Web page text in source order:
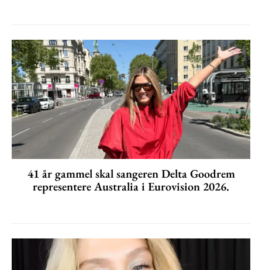
41 år gammel skal sangeren Delta Goodrem
representere Australia i Eurovision 2026.